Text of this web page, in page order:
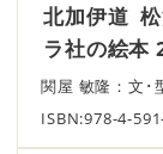
北加伊道
ラ社の絵本
関屋 敏隆：文
ISBN:978-4-